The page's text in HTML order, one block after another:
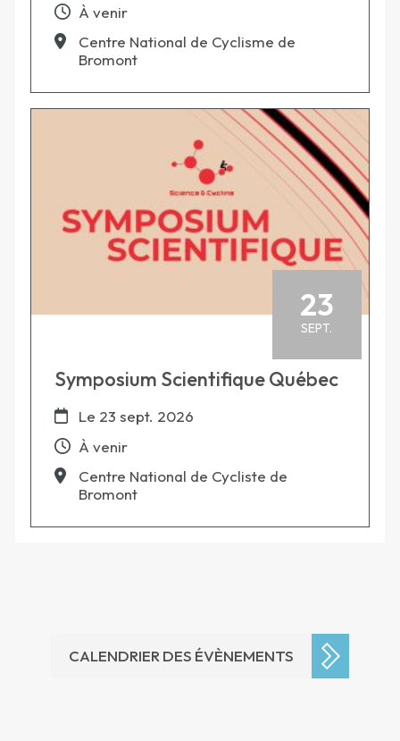
À venir
Centre National de Cyclisme de
Bromont
23
SEPT.
Symposium Scientifique Québec
Le 23 sept. 2026
À venir
Centre National de Cycliste de
Bromont
CALENDRIER DES ÉVÈNEMENTS